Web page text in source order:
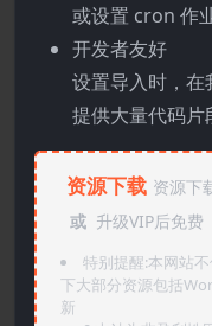
或设置 cron 作业
开发者友好
设置导入时，在
提供大量代码片
资源下载 资源下
或 升级VIP后免费
特别提醒:本网站
下大部分资源包括
新